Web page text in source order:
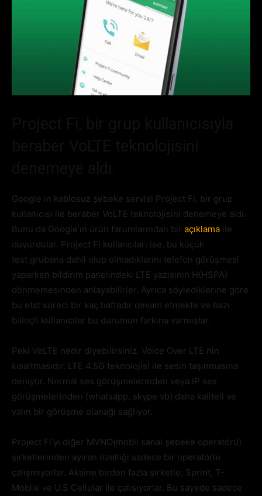
Google in kablosuz şebeke servisi Project Fi, bir grup
kullanıcısı ile beraber VoLTE teknolojisini denemeye aldı.
Bunu da Google’ın ürün farumlarından bir açıklama ile
duyurdular. Project Fi kullancıları ise, bu küçük
test grubana dahil olup olmadıklarını telefon görüşmesi
yaparken bildirim panelindeki LTE yazısının H(HSPA)
dönmemesinden anlayabilirler. Ayrıca söylediklerine göre
bu etst süreci bir kaç haftadır devam etmekte ve bazı
bilinçli kullanıcılar bu durumun farkına varmışlar.
Peki VoLTE nedir diyebilirsiniz. Voice Over LTE nin
kısaltmasıdır. LTE 4.5G teknolojisi ile sesin taşınmasına
deniyor. Normal ses görüşmelerinden veya IP ses
görüşmelerinden (whatsapp, skype vb) daha kaliteli ve
yalın bir görüşme olanağı sağlıyor.
Project Fi’yi diğer MVNO(mobil sanal şebeke operatörü)
şirketlerinden ayıran özelliği sadece bir operatörle
çalışmıyorlar. Aksine birden fazla şirketle; Sprint, T-
Mobile ve U.S Cellular ile çalışıyorlar. Bu sayede sadece